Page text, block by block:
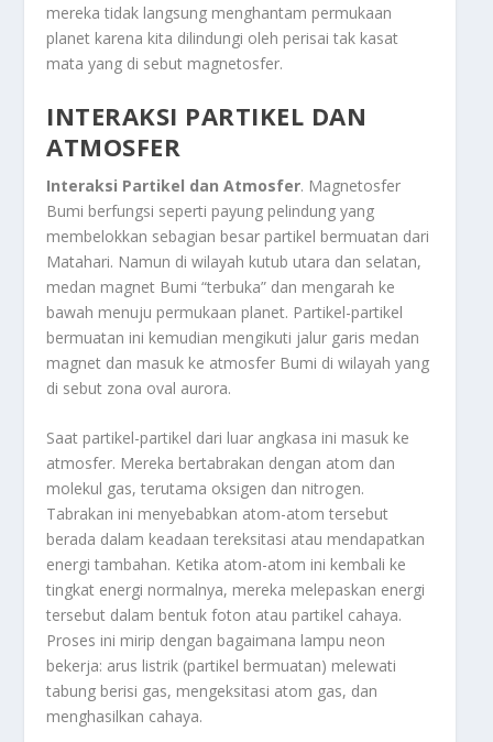
mereka tidak langsung menghantam permukaan
planet karena kita dilindungi oleh perisai tak kasat
mata yang di sebut magnetosfer.
INTERAKSI PARTIKEL DAN
ATMOSFER
Interaksi Partikel dan Atmosfer. Magnetosfer
Bumi berfungsi seperti payung pelindung yang
membelokkan sebagian besar partikel bermuatan dari
Matahari. Namun di wilayah kutub utara dan selatan,
medan magnet Bumi “terbuka” dan mengarah ke
bawah menuju permukaan planet. Partikel-partikel
bermuatan ini kemudian mengikuti jalur garis medan
magnet dan masuk ke atmosfer Bumi di wilayah yang
di sebut zona oval aurora.
Saat partikel-partikel dari luar angkasa ini masuk ke
atmosfer. Mereka bertabrakan dengan atom dan
molekul gas, terutama oksigen dan nitrogen.
Tabrakan ini menyebabkan atom-atom tersebut
berada dalam keadaan tereksitasi atau mendapatkan
energi tambahan. Ketika atom-atom ini kembali ke
tingkat energi normalnya, mereka melepaskan energi
tersebut dalam bentuk foton atau partikel cahaya.
Proses ini mirip dengan bagaimana lampu neon
bekerja: arus listrik (partikel bermuatan) melewati
tabung berisi gas, mengeksitasi atom gas, dan
menghasilkan cahaya.